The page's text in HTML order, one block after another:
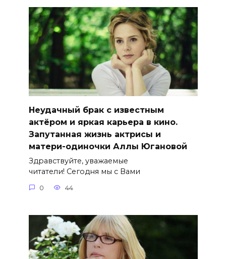
Неудачный брак с известным
актёром и яркая карьера в кино.
Запутанная жизнь актрисы и
матери-одиночки Аллы Югановой
Здравствуйте, уважаемые
читатели! Сегодня мы с Вами
0 44